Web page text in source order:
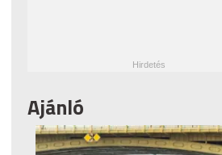
Ajánló